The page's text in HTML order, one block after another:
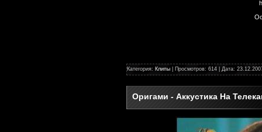
Категория: Клипы | Просмотров: 614 | Дата:
Оригами - Аккустика На